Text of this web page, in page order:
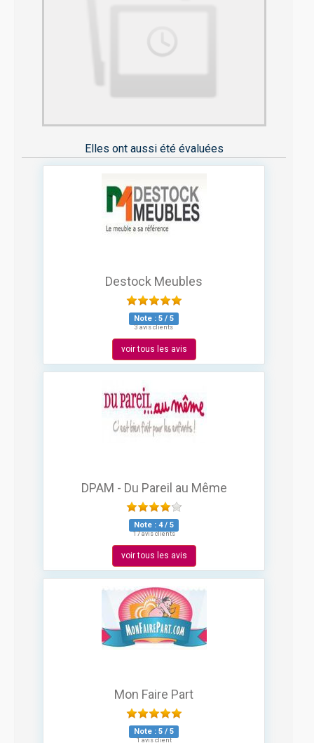
Elles ont aussi été évaluées
Destock Meubles
Note : 5 / 5
3 avis clients
voir tous les avis
DPAM - Du Pareil au Même
Note : 4/ 5
17 avis clients
voir tous les avis
Mon Faire Part
Note : 5 / 5
1 avis client